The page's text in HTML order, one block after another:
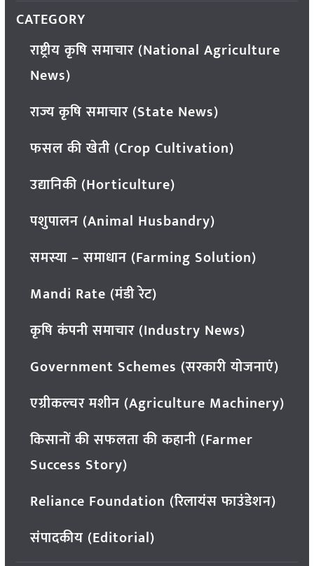
CATEGORY
राष्ट्रीय कृषि समाचार (National Agriculture
News)
राज्य कृषि समाचार (State News)
फसल की खेती (Crop Cultivation)
उद्यानिकी (Horticulture)
पशुपालन (Animal Husbandry)
समस्या – समाधान (Farming Solution)
Mandi Rate (मंडी रेट)
कृषि कंपनी समाचार (Industry News)
Government Schemes (सरकारी योजनाएं)
एग्रीकल्चर मशीन (Agriculture Machinery)
किसानों की सफलता की कहानी (Farmer
Success Story)
Reliance Foundation (रिलायंस फाउंडेशन)
संपादकीय (Editorial)